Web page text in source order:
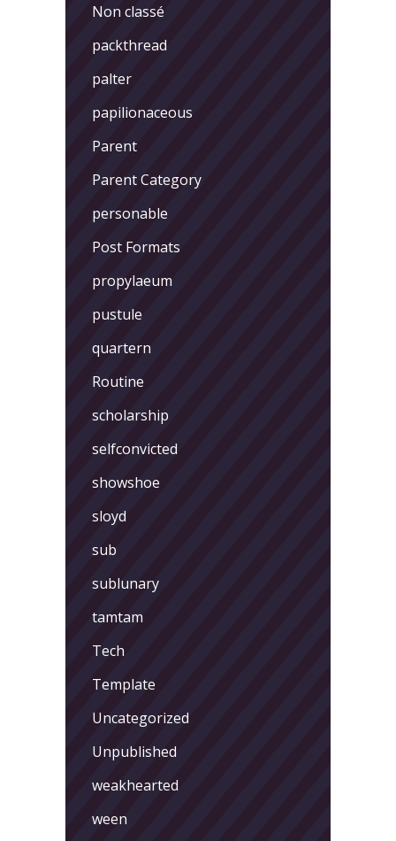
Non classé
packthread
palter
papilionaceous
Parent
Parent Category
personable
Post Formats
propylaeum
pustule
quartern
Routine
scholarship
selfconvicted
showshoe
sloyd
sub
sublunary
tamtam
Tech
Template
Uncategorized
Unpublished
weakhearted
ween